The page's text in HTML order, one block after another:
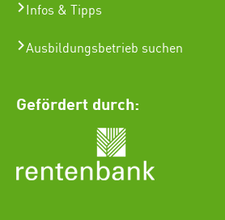
Infos & Tipps
Ausbildungsbetrieb suchen
Gefördert durch: